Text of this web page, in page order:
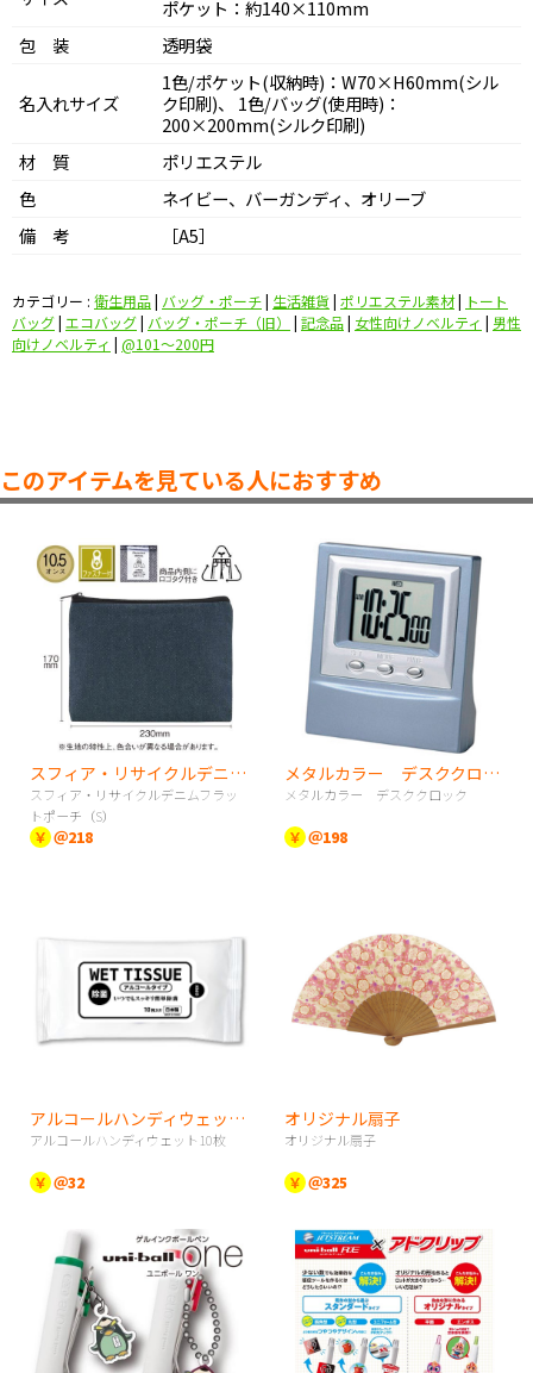
ポケット：約140×110mm
包 装
透明袋
名入れサイズ
1色/ポケット(収納時)：W70×H60mm(シル
ク印刷)、 1色/バッグ(使用時)：
200×200mm(シルク印刷)
材 質
ポリエステル
色
ネイビー、バーガンディ、オリーブ
備 考
［A5］
カテゴリー : 衛生用品| バッグ・ポーチ| 生活雑貨| ポリエステル素材| トート
バッグ| エコバッグ| バッグ・ポーチ（旧） | 記念品| 女性向けノベルティ | 男性
向けノベルティ | @101〜200円
このアイテムを見ている人におすすめ
スフィア・リサイクルデニムフラットポーチ（S）
スフィア・リサイクルデニムフラッ
トポーチ（S）
￥ ＠218
メタルカラー デスククロック
メタルカラー デスククロック
￥ ＠198
アルコールハンディウェット10枚
アルコールハンディウェット10枚
￥ ＠32
オリジナル扇子
オリジナル扇子
￥ ＠325